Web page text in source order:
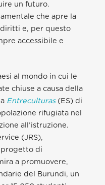
un futuro.
che apre la
e, per questo
accessibile e
al mondo in cui le
chiuse a causa della
Entreculturas(ES) di
rifugiata nel
all’istruzione.
(JRS),
progetto di
a promuovere,
del Burundi, un